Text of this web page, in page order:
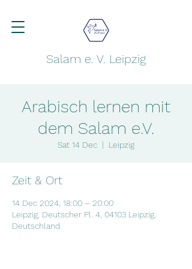
Salam e. V. Leipzig
Arabisch lernen mit
dem Salam e.V.
Sat 14 Dec
  |
Leipzig
Zeit & Ort
14 Dec 2024, 18:00 – 20:00
Leipzig, Deutscher Pl. 4, 04103 Leipzig,
Deutschland